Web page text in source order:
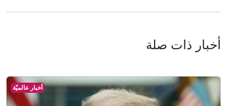
أخبار ذات صلة
أخبار عالميّة